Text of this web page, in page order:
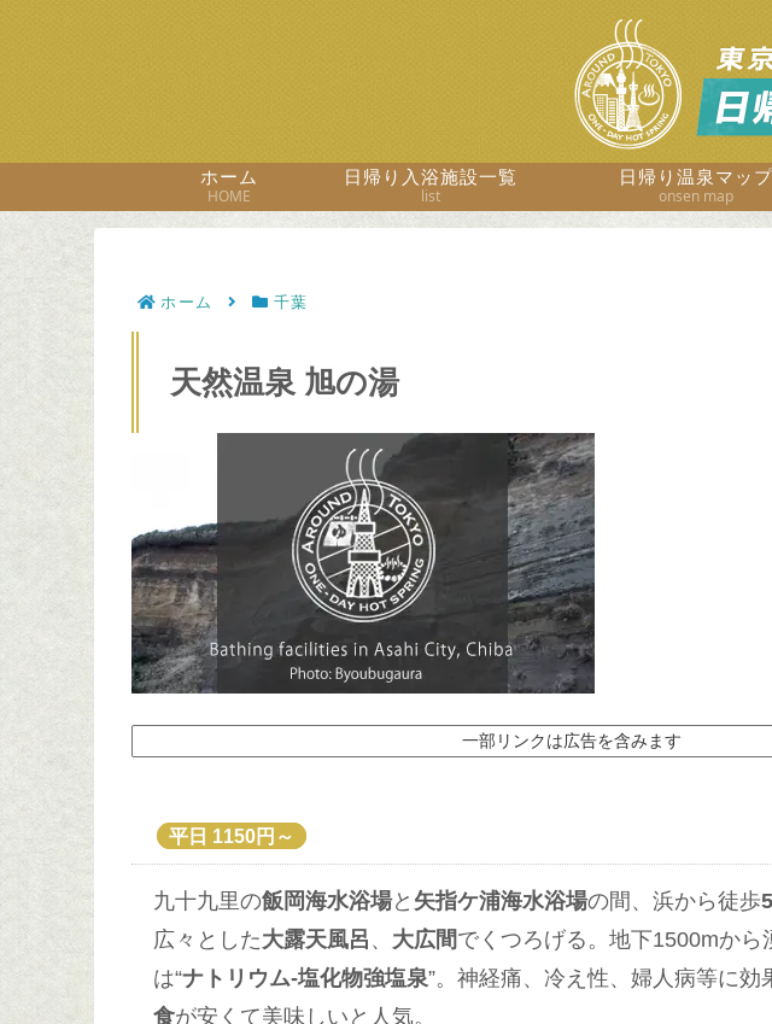
ホーム
HOME
日帰り入浴施設一覧
list
日帰り温泉マップ
onsen map
ホーム 千葉
天然温泉 旭の湯
一部リンクは広告を含みます
平日 1150円～
九十九里の飯岡海水浴場と 矢指ケ浦海水浴場の間、浜から徒歩
広々とした大露天風呂 、 大広間でくつろげる。地下1500mから
は“ナトリウム-塩化物強塩泉”。神経痛、冷え性、婦人病等に効
食が安くて美味しいと人気。